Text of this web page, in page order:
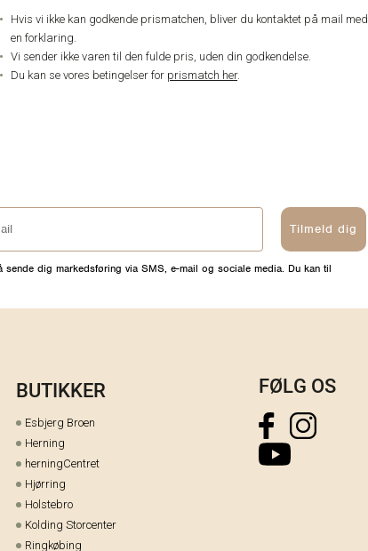
Hvis vi ikke kan godkende prismatchen, bliver du kontaktet på mail med
en forklaring.
Vi sender ikke varen til den fulde pris, uden din godkendelse.
Du kan se vores betingelser for prismatch her.
Tilmeld dig
dig markedsføring via SMS, e-mail og sociale media. Du kan til
BUTIKKER
Esbjerg Broen
Herning
herningCentret
Hjørring
Holstebro
Kolding Storcenter
Ringkøbing
FØLG OS